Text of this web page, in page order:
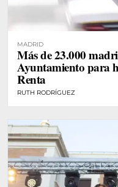
MADRID
Más de 23.000
Ayuntamiento para
Renta
RUTH RODRÍGUEZ